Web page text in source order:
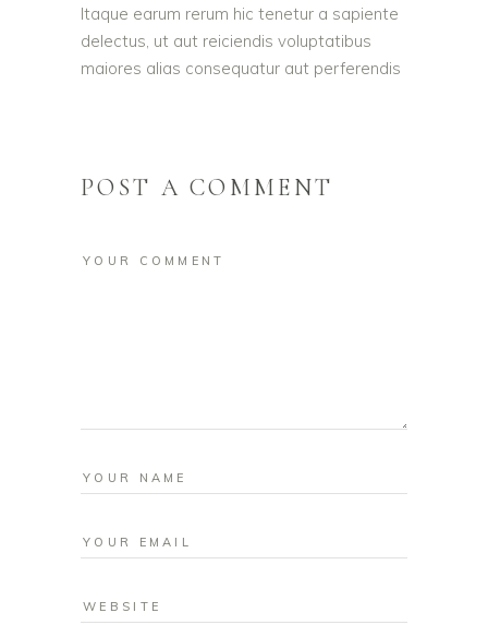
Itaque earum rerum hic tenetur a sapiente
delectus, ut aut reiciendis voluptatibus
maiores alias consequatur aut perferendis
POST A COMMENT